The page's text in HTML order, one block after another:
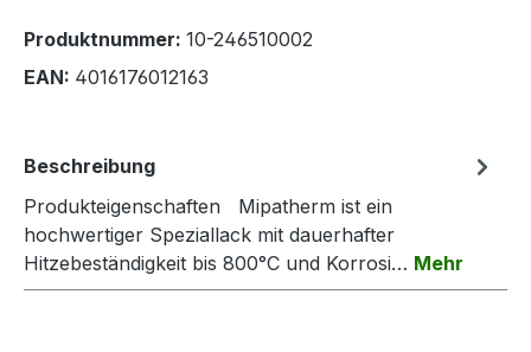
Produktnummer: 10-246510002
EAN: 4016176012163
Beschreibung
Produkteigenschaften Mipatherm ist ein
hochwertiger Speziallack mit dauerhafter
Hitzebeständigkeit bis 800°C und Korrosi… Mehr